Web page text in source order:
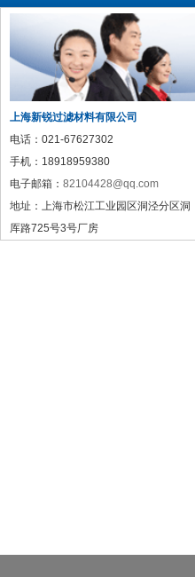
上海新锐过滤材料有限公司
电话： 021-67627302
手机： 18918959380
电子邮箱： 82104428@qq.com
地址：
上海市松江工业园区洞泾分区洞
厍路725号3号厂房